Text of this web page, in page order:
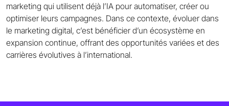
marketing qui utilisent déjà l’IA pour automatiser, créer ou
optimiser leurs campagnes. Dans ce contexte, évoluer dans
le marketing digital, c’est bénéficier d’un écosystème en
expansion continue, offrant des opportunités variées et des
carrières évolutives à l’international.